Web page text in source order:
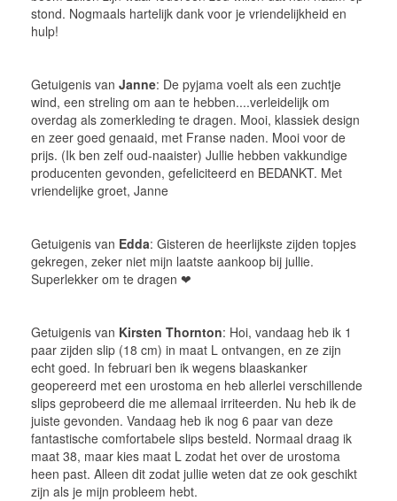
stond. Nogmaals hartelijk dank voor je vriendelijkheid en
hulp!
Getuigenis van Janne: De pyjama voelt als een zuchtje
wind, een streling om aan te hebben....verleidelijk om
overdag als zomerkleding te dragen. Mooi, klassiek design
en zeer goed genaaid, met Franse naden. Mooi voor de
prijs. (Ik ben zelf oud-naaister) Jullie hebben vakkundige
producenten gevonden, gefeliciteerd en BEDANKT. Met
vriendelijke groet, Janne
Getuigenis van Edda: Gisteren de heerlijkste zijden topjes
gekregen, zeker niet mijn laatste aankoop bij jullie.
Superlekker om te dragen ❤
Getuigenis van Kirsten Thornton: Hoi, vandaag heb ik 1
paar zijden slip (18 cm) in maat L ontvangen, en ze zijn
echt goed. In februari ben ik wegens blaaskanker
geopereerd met een urostoma en heb allerlei verschillende
slips geprobeerd die me allemaal irriteerden. Nu heb ik de
juiste gevonden. Vandaag heb ik nog 6 paar van deze
fantastische comfortabele slips besteld. Normaal draag ik
maat 38, maar kies maat L zodat het over de urostoma
heen past. Alleen dit zodat jullie weten dat ze ook geschikt
zijn als je mijn probleem hebt.